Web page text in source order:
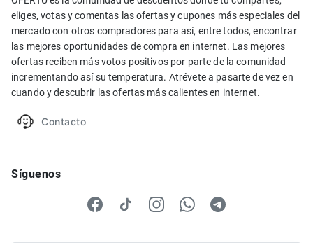
eliges, votas y comentas las ofertas y cupones más especiales del
mercado con otros compradores para así, entre todos, encontrar
las mejores oportunidades de compra en internet. Las mejores
ofertas reciben más votos positivos por parte de la comunidad
incrementando así su temperatura. Atrévete a pasarte de vez en
cuando y descubrir las ofertas más calientes en internet.
Contacto
Síguenos